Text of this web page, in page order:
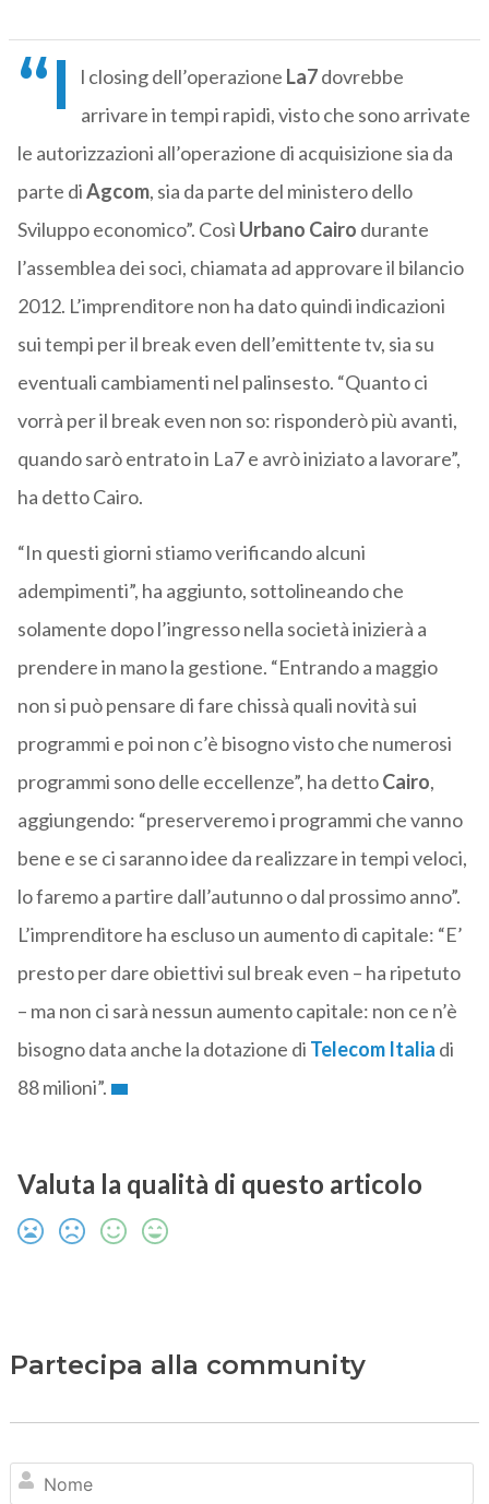
“I l closing dell’operazione La7dovrebbe
arrivare in tempi rapidi, visto che sono arrivate
le autorizzazioni all’operazione di acquisizione sia da
parte diAgcom, sia da parte del ministero dello
Sviluppo economico”. Così Urbano Cairo durante
l’assemblea dei soci, chiamata ad approvare il bilancio
2012. L’imprenditore non ha dato quindi indicazioni
sui tempi per il break even dell’emittente tv, sia su
eventuali cambiamenti nel palinsesto. “Quanto ci
vorrà per il break even non so: risponderò più avanti,
quando sarò entrato in La7 e avrò iniziato a lavorare”,
ha detto Cairo.
“In questi giorni stiamo verificando alcuni
adempimenti”, ha aggiunto, sottolineando che
solamente dopo l’ingresso nella società inizierà a
prendere in mano la gestione. “Entrando a maggio
non si può pensare di fare chissà quali novità sui
programmi e poi non c’è bisogno visto che numerosi
programmi sono delle eccellenze”, ha dettoCairo,
aggiungendo: “preserveremo i programmi che vanno
bene e se ci saranno idee da realizzare in tempi veloci,
lo faremo a partire dall’autunno o dal prossimo anno”.
L’imprenditore ha escluso un aumento di capitale: “E’
presto per dare obiettivi sul break even – ha ripetuto
– ma non ci sarà nessun aumento capitale: non ce n’è
bisogno data anche la dotazione di Telecom Italia di
88 milioni”.
Valuta la qualità di questo articolo
Partecipa alla community